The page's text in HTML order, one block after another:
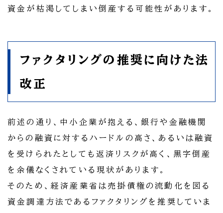
資金が枯渇してしまい倒産する可能性があります。
ファクタリングの推奨に向けた法
改正
前述の通り、中小企業が抱える、銀行や金融機関
からの融資に対するハードルの高さ、あるいは融資
を受けられたとしても返済リスクが高く、黒字倒産
を余儀なくされている現状があります。
そのため、経済産業省は売掛債権の流動化を図る
資金調達方法であるファクタリングを推奨していま